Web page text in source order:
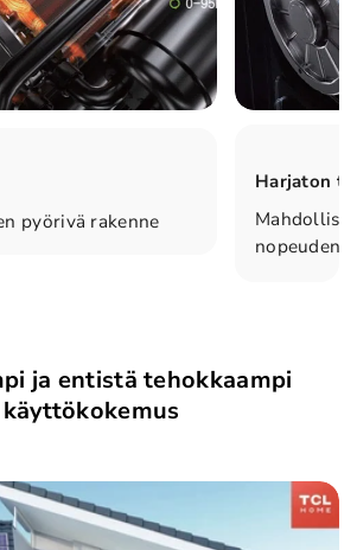
pyörivä rakenne
Harjaton
ja entistä tehokkaampi
käyttökokemus